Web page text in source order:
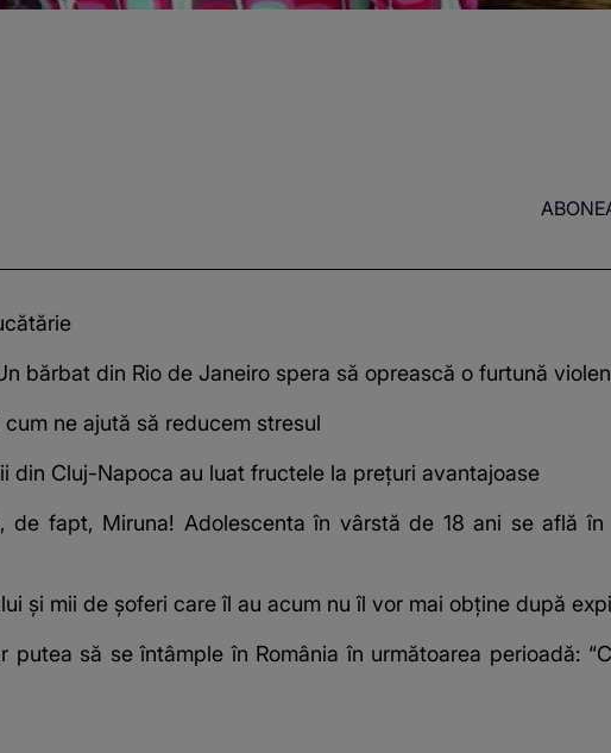
bărbat din Rio de Janeiro spera să oprească o furtună
ne ajută să reducem stresul
din Cluj-Napoca au luat fructele la prețuri avantajoase
fapt, Miruna! Adolescenta în vârstă de 18 ani se află
și mii de șoferi care îl au acum nu îl vor mai obține după
putea să se întâmple în România în următoarea perioadă: